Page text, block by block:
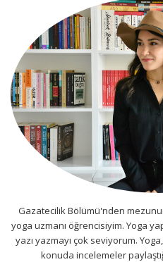
Gazatecilik Bölümü'nden
yoga uzmanı öğrencisiyim. Yoga
yazı yazmayı çok seviyorum.
konuda incelemeler